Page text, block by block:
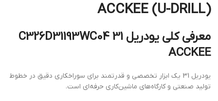
ACCKEE (U-DRILL)
معرفی کلی یودریل 31 C326D31193WC04
ACCKEE
یودریل 31 یک ابزار تخصصی و قدرتمند برای سوراخکاری دقیق در خطوط
تولید صنعتی و کارگاه‌های ماشین‌کاری حرفه‌ای است.